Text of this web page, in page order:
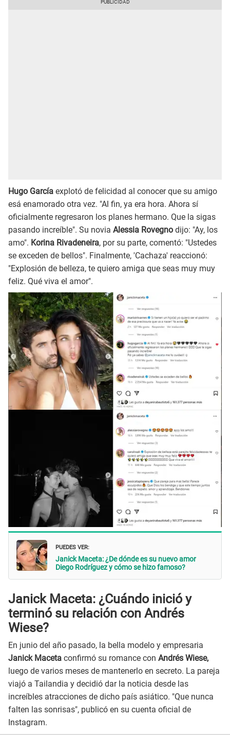
Hugo García explotó de felicidad al conocer que su amigo
esá enamorado otra vez. "Al fin, ya era hora. Ahora sí
oficialmente regresaron los planes hermano. Que la sigas
pasando increíble". Su novia Alessia Rovegno dijo: "Ay, los
amo". Korina Rivadeneira, por su parte, comentó: "Ustedes
se exceden de bellos". Finalmente, 'Cachaza' reaccionó:
"Explosión de belleza, te quiero amiga que seas muy muy
feliz. Qué viva el amor".
PUEDES VER:
Janick Maceta: ¿De dónde es su nuevo amor
Diego Rodríguez y cómo se hizo famoso?
Janick Maceta: ¿Cuándo inició y
terminó su relación con Andrés
Wiese?
En junio del año pasado, la bella modelo y empresaria
Janick Maceta confirmó su romance con Andrés Wiese,
luego de varios meses de mantenerlo en secreto. La pareja
viajó a Tailandia y decidió dar la noticia desde las
increíbles atracciones de dicho país asiático. "Que nunca
falten las sonrisas", publicó en su cuenta oficial de
Instagram.